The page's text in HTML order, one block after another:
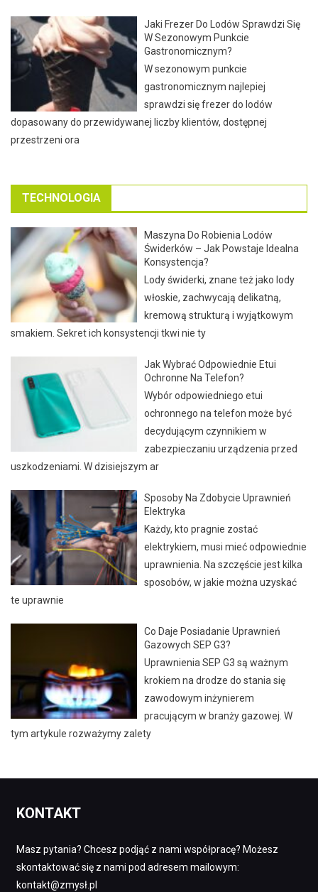
Jaki Frezer Do Lodów Sprawdzi Się
W Sezonowym Punkcie
Gastronomicznym?
W sezonowym punkcie
gastronomicznym najlepiej
sprawdzi się frezer do lodów
dopasowany do przewidywanej liczby klientów, dostępnej
przestrzeni ora
TECHNOLOGIA
Maszyna Do Robienia Lodów
Świderków – Jak Powstaje Idealna
Konsystencja?
Lody świderki, znane też jako lody
włoskie, zachwycają delikatną,
kremową strukturą i wyjątkowym
smakiem. Sekret ich konsystencji tkwi nie ty
Jak Wybrać Odpowiednie Etui
Ochronne Na Telefon?
Wybór odpowiedniego etui
ochronnego na telefon może być
decydującym czynnikiem w
zabezpieczaniu urządzenia przed
uszkodzeniami. W dzisiejszym ar
Sposoby Na Zdobycie Uprawnień
Elektryka
Każdy, kto pragnie zostać
elektrykiem, musi mieć odpowiednie
uprawnienia. Na szczęście jest kilka
sposobów, w jakie można uzyskać
te uprawnie
Co Daje Posiadanie Uprawnień
Gazowych SEP G3?
Uprawnienia SEP G3 są ważnym
krokiem na drodze do stania się
zawodowym inżynierem
pracującym w branży gazowej. W
tym artykule rozważymy zalety
KONTAKT
Masz pytania? Chcesz podjąć z nami współpracę? Możesz
skontaktować się z nami pod adresem mailowym:
kontakt@zmysł.pl